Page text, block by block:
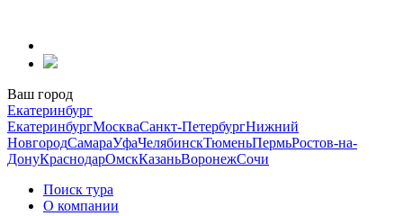
содержанию
Ваш город
Екатеринбург
ЕкатеринбургМоскваСанкт-ПетербургНижний
НовгородСамараУфаЧелябинскТюменьПермьРостов-на-
ДонуКраснодарОмскКазаньВоронежСочи
Поиск тура
О компании